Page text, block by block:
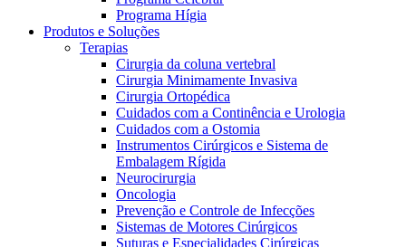
Catálogo de Produtos
Encontre o produto que está procurando. ​Visite o catálogo de
produtos da B. Braun ​com nosso portfólio completo.
Innovation Hub
Vamos impulsionar a inovação em ​tecnologia médica juntos. ​
Saiba mais sobre nosso centro de ​inovação global e apresente
Programa Hígia
Produtos e Soluções
Terapias
Cirurgia da coluna vertebral
Cirurgia Minimamente Invasiva
Cirurgia Ortopédica
Cuidados com a Continência e Urologia
Cuidados com a Ostomia
Instrumentos Cirúrgicos e Sistema de
Embalagem Rígida
Neurocirurgia
Oncologia
Prevenção e Controle de Infecções
Sistemas de Motores Cirúrgicos
Suturas e Especialidades Cirúrgicas